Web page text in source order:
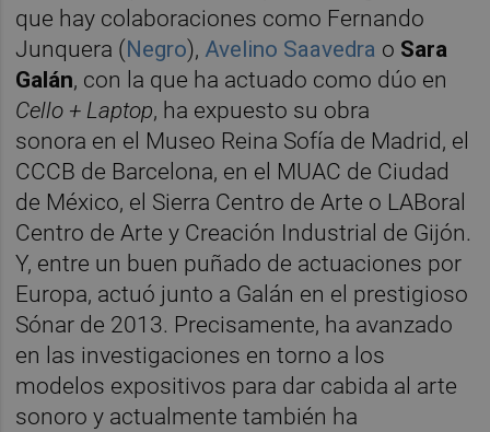
que hay colaboraciones como Fernando
Junquera (Negro), Avelino Saavedra o Sara
Galán, con la que ha actuado como dúo en
Cello + Laptop, ha expuesto su obra
sonora en el Museo Reina Sofía de Madrid, el
CCCB de Barcelona, en el MUAC de Ciudad
de México, el Sierra Centro de Arte o LABoral
Centro de Arte y Creación Industrial de Gijón.
Y, entre un buen puñado de actuaciones por
Europa, actuó junto a Galán en el prestigioso
Sónar de 2013. Precisamente, ha avanzado
en las investigaciones en torno a los
modelos expositivos para dar cabida al arte
sonoro y actualmente también ha